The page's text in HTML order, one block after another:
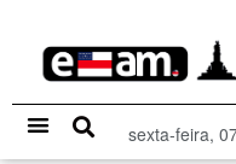
sexta-feira,